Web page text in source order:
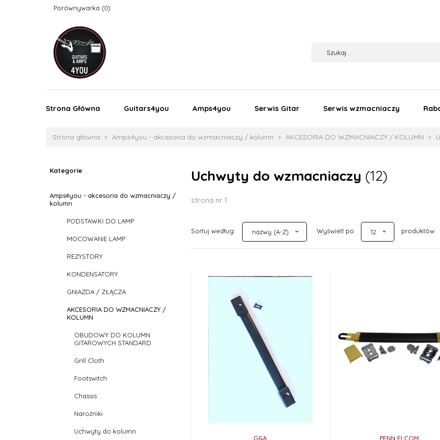
Porównywarka
Strona Główna Guitars4you Amps4you Serwis Gitar Serwis wzmacniaczy
Strona główna Amps4you - akcesoria do wzmacniaczy / kolumn AKCESORIA DO WZMACNIACZY / KOLUMN
Kategorie
Amps4you - akcesoria do wzmacniaczy /
kolumn
PODSTAWKI DO LAMP
MOCOWANIE LAMP
REZYSTORY
KONDENSATORY
GNIAZDA / ZŁĄCZA
AKCESORIA DO WZMACNIACZY /
KOLUMN
OBUDOWY DO KOLUMN
GITAROWYCH STANDARD
Grill Cloth
Footswitch
Chassis
Narożniki
Uchwyty do kolumn
Uchwyty do wzmacniaczy (12)
strona nr 1
Sortuj według:
sort
nazwy (A-Z)
Wyświetl po
pop
12
produktów
G&A PENN ELCOM